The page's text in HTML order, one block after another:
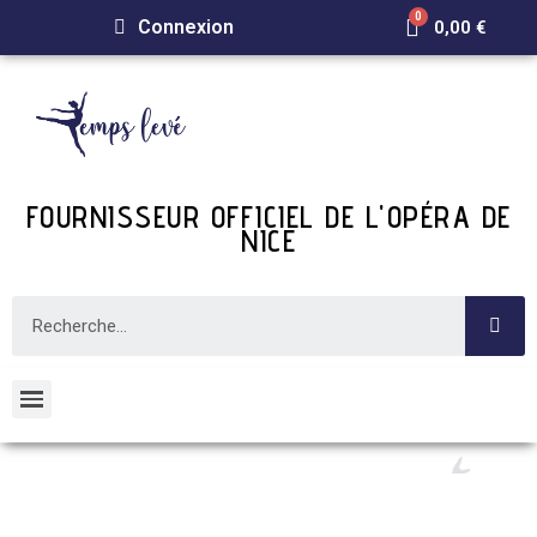
Connexion 0,00 €
FOURNISSEUR OFFICIEL DE L'OPÉRA DE
NICE